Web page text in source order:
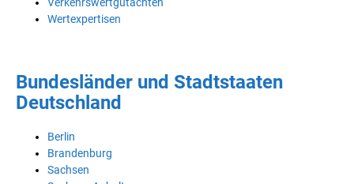
Verkehrswertgutachten
Wertexpertisen
Bundesländer und Stadtstaaten
Deutschland
Berlin
Brandenburg
Sachsen